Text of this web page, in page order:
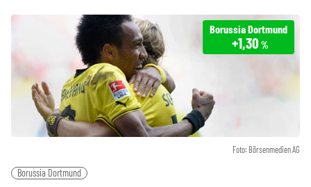
Foto: Börsenmedien AG
Borussia Dortmund
+1,30 %
Borussia Dortmund